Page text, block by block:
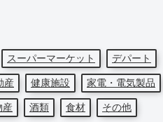
スーパーマーケット
デパート
産
健康施設
家電・電気製品
産
酒類 食材 その他